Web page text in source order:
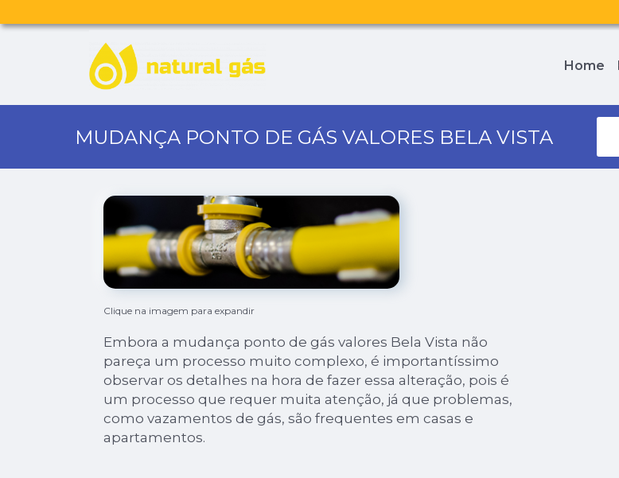
Home
MUDANÇA PONTO DE GÁS VALORES BELA VISTA
Clique na imagem para expandir
Embora a mudança ponto de gás valores Bela Vista não
pareça um processo muito complexo, é importantíssimo
observar os detalhes na hora de fazer essa alteração, pois é
um processo que requer muita atenção, já que problemas,
como vazamentos de gás, são frequentes em casas e
apartamentos.